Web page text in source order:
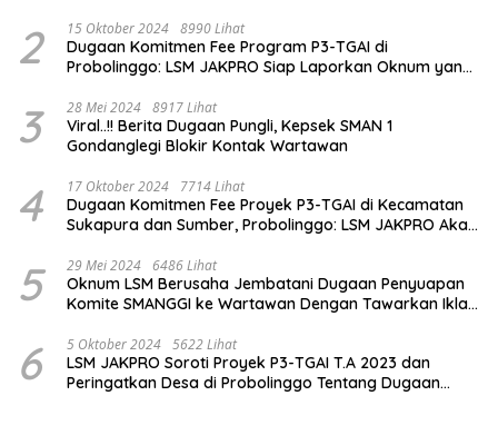
2 15 Oktober 2024 8990 Lihat
Dugaan Komitmen Fee Program P3-TGAI di
Probolinggo: LSM JAKPRO Siap Laporkan Oknum yang
3 28 Mei 2024 8917 Lihat
Viral..!! Berita Dugaan Pungli, Kepsek SMAN 1
Gondanglegi Blokir Kontak Wartawan
4 17 Oktober 2024 7714 Lihat
Dugaan Komitmen Fee Proyek P3-TGAI di Kecamatan
Sukapura dan Sumber, Probolinggo: LSM JAKPRO Akan
5 29 Mei 2024 6486 Lihat
Oknum LSM Berusaha Jembatani Dugaan Penyuapan
Komite SMANGGI ke Wartawan Dengan Tawarkan Iklan
6 5 Oktober 2024 5622 Lihat
LSM JAKPRO Soroti Proyek P3-TGAI T.A 2023 dan
Peringatkan Desa di Probolinggo Tentang Dugaan